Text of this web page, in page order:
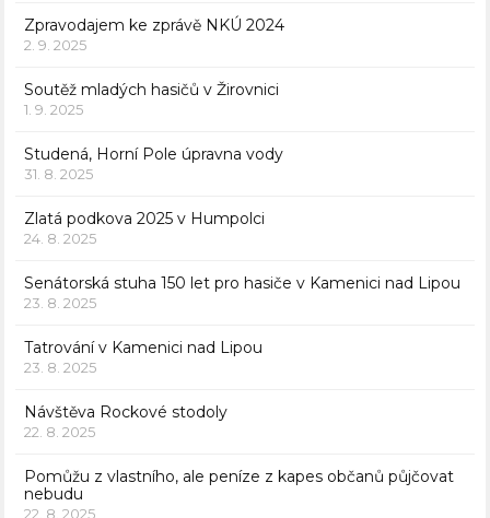
Zpravodajem ke zprávě NKÚ 2024
2. 9. 2025
Soutěž mladých hasičů v Žirovnici
1. 9. 2025
Studená, Horní Pole úpravna vody
31. 8. 2025
Zlatá podkova 2025 v Humpolci
24. 8. 2025
Senátorská stuha 150 let pro hasiče v Kamenici nad Lipou
23. 8. 2025
Tatrování v Kamenici nad Lipou
23. 8. 2025
Návštěva Rockové stodoly
22. 8. 2025
Pomůžu z vlastního, ale peníze z kapes občanů půjčovat
nebudu
22. 8. 2025